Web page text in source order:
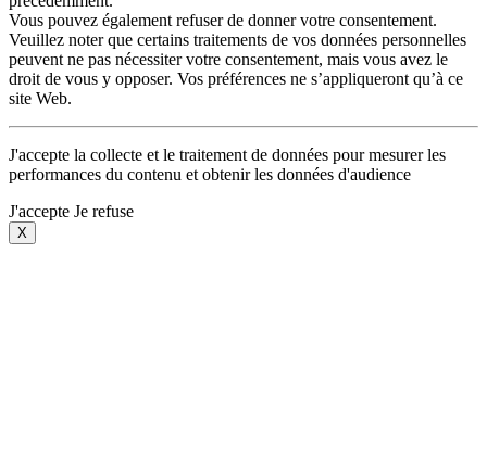
Vous pouvez également refuser de donner votre consentement.
Veuillez noter que certains traitements de vos données personnelles
peuvent ne pas nécessiter votre consentement, mais vous avez le
droit de vous y opposer. Vos préférences ne s’appliqueront qu’à ce
site Web.
J'accepte la collecte et le traitement de données pour mesurer les
performances du contenu et obtenir les données d'audience
J'accepte Je refuse
X